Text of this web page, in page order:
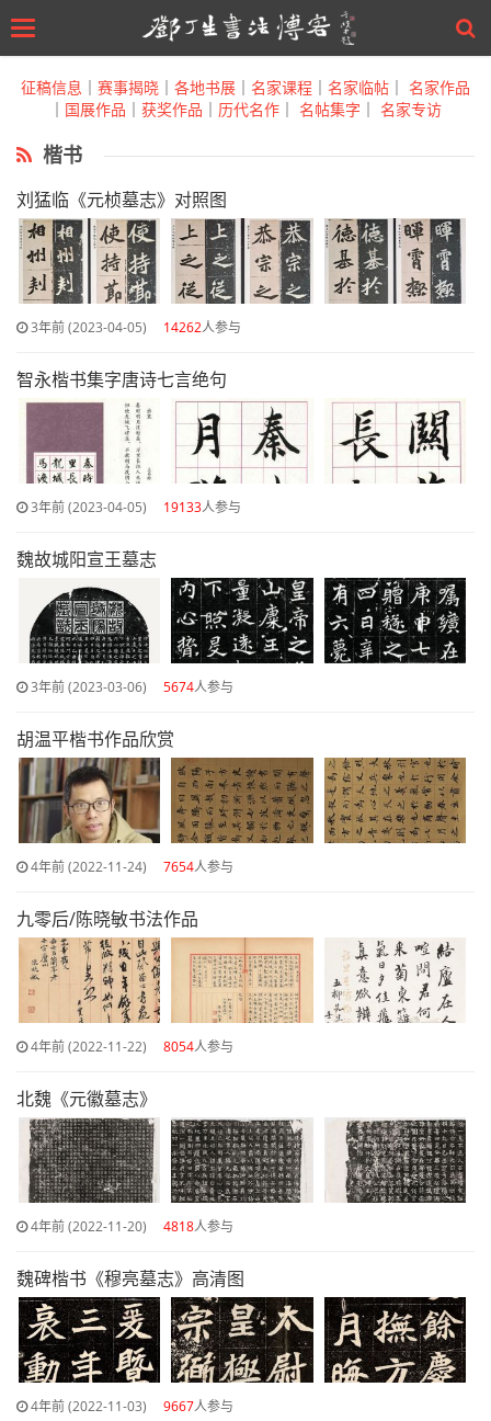
to
Toggle
征稿信息 ｜ 赛事揭晓 ｜ 各地书展 ｜ 名家课程 ｜ 名家临帖 ｜ 名家作品
｜ 国展作品 ｜ 获奖作品 ｜ 历代名作 ｜ 名帖集字 ｜ 名家专访
楷书
刘猛临《元桢墓志》对照图
3年前 (2023-04-05) 14262人参与
智永楷书集字唐诗七言绝句
3年前 (2023-04-05) 19133人参与
魏故城阳宣王墓志
3年前 (2023-03-06) 5674人参与
胡温平楷书作品欣赏
4年前 (2022-11-24) 7654人参与
九零后/陈晓敏书法作品
4年前 (2022-11-22) 8054人参与
北魏《元徽墓志》
4年前 (2022-11-20) 4818人参与
魏碑楷书《穆亮墓志》高清图
4年前 (2022-11-03) 9667人参与